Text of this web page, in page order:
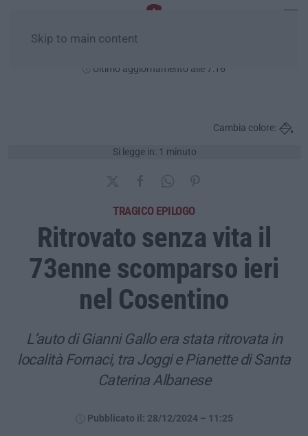
Skip to main content
Ultimo aggiornamento alle 7:16
Si legge in: 1 minuto
Cambia colore:
TRAGICO EPILOGO
Ritrovato senza vita il
73enne scomparso ieri
nel Cosentino
L’auto di Gianni Gallo era stata ritrovata in
località Fornaci, tra Joggi e Pianette di Santa
Caterina Albanese
Pubblicato il: 28/12/2024 – 11:25